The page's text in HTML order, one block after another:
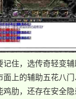
记住，选传奇轻变
面上的辅助五花八
鸡肋，还存在安全